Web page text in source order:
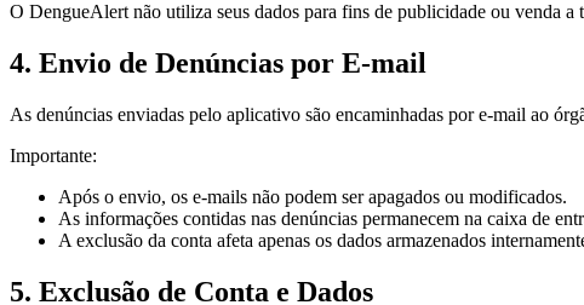
O DengueAlert não utiliza seus dados para fins de publicidade ou venda a
4. Envio de Denúncias por E-mail
As denúncias enviadas pelo aplicativo são encaminhadas por e-mail ao
Importante:
Após o envio, os e-mails não podem ser apagados ou modificados.
As informações contidas nas denúncias permanecem na caixa de
A exclusão da conta afeta apenas os dados armazenados
5. Exclusão de Conta e Dados